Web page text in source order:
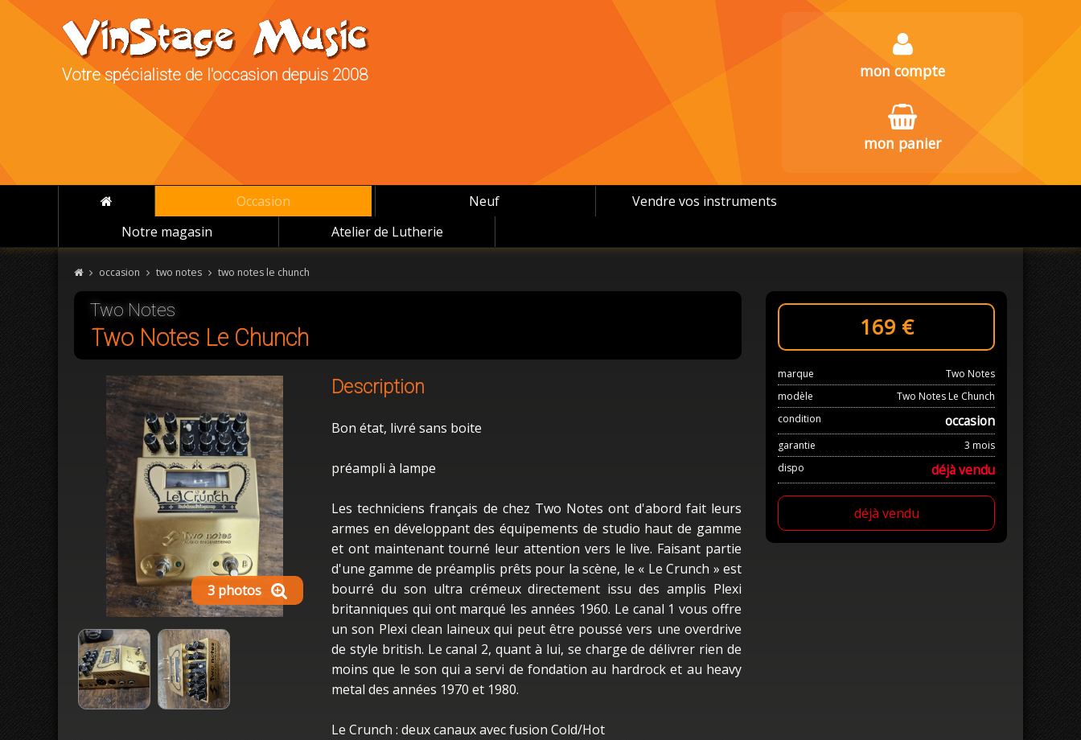
Votre spécialiste de l'occasion depuis 2008 mon compte
mon panier
Occasion Neuf
Vendre vos instruments
Notre magasin
Atelier de Lutherie
occasion two notes two notes le chunch
Two Notes
Two Notes Le Chunch
3 photos
Description
Bon état, livré sans boite
préampli à lampe
Les techniciens français de chez Two Notes ont d'abord fait leurs
armes en développant des équipements de studio haut de gamme
et ont maintenant tourné leur attention vers le live. Faisant partie
d'une gamme de préamplis prêts pour la scène, le « Le Crunch » est
bourré du son ultra crémeux directement issu des amplis Plexi
britanniques qui ont marqué les années 1960. Le canal 1 vous offre
un son Plexi clean laineux qui peut être poussé vers une overdrive
de style british. Le canal 2, quant à lui, se charge de délivrer rien de
moins que le son qui a servi de fondation au hardrock et au heavy
metal des années 1970 et 1980.
Le Crunch : deux canaux avec fusion Cold/Hot
169 €
marque
Two Notes
modèle
Two Notes Le Chunch
condition
occasion
garantie
3 mois
dispo
déjà vendu
déjà vendu